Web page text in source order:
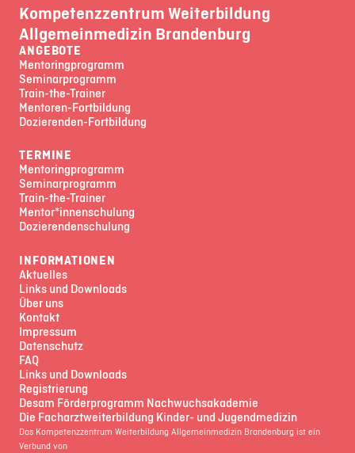
Kompetenzzentrum Weiterbildung
Allgemeinmedizin Brandenburg
ANGEBOTE
Mentoringprogramm
Seminarprogramm
Train-the-Trainer
Mentoren-Fortbildung
Dozierenden-Fortbildung
TERMINE
Mentoringprogramm
Seminarprogramm
Train-the-Trainer
Mentor*innenschulung
Dozierendenschulung
INFORMATIONEN
Aktuelles
Links und Downloads
Über uns
Kontakt
Impressum
Datenschutz
FAQ
Links und Downloads
Registrierung
Desam Förderprogramm Nachwuchsakademie
Die Facharztweiterbildung Kinder- und Jugendmedizin
Das Kompetenzzentrum Weiterbildung Allgemeinmedizin Brandenburg ist ein
Verbund von